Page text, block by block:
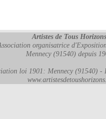
Artistes de Tous Horizons
organisatrice
Mennecy (91540) depuis
loi 1901: Mennecy (91540) -